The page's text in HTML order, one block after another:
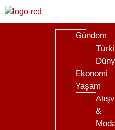
Gündem
Ekonomi
Yaşam
&